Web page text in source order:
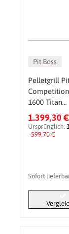
Pit Boss
Pelletgrill
1600 Titan
1.399,30 €
Ursprünglich:
-599,70 €
Sofort